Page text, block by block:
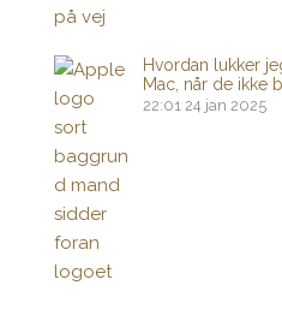
Hvordan lukker
Mac, når de ikke
22:01 24 jan 2025